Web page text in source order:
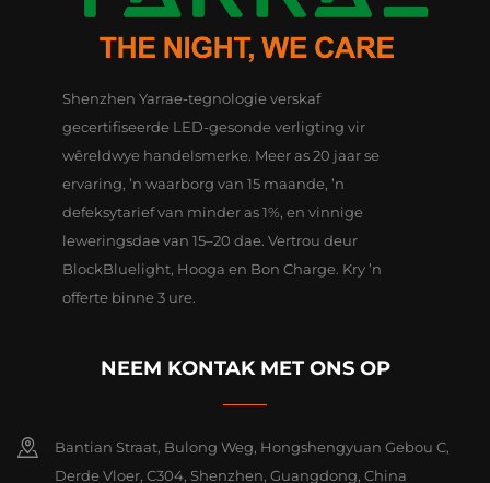
Shenzhen Yarrae-tegnologie verskaf
gecertifiseerde LED-gesonde verligting vir
wêreldwye handelsmerke. Meer as 20 jaar se
ervaring, ’n waarborg van 15 maande, ’n
defeksytarief van minder as 1%, en vinnige
leweringsdae van 15–20 dae. Vertrou deur
BlockBluelight, Hooga en Bon Charge. Kry ’n
offerte binne 3 ure.
NEEM KONTAK MET ONS OP
Bantian Straat, Bulong Weg, Hongshengyuan Gebou C,
Derde Vloer, C304, Shenzhen, Guangdong, China